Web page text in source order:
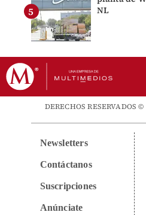
NL
DERECHOS RESERVADOS
Newsletters
Contáctanos
Suscripciones
Anúnciate